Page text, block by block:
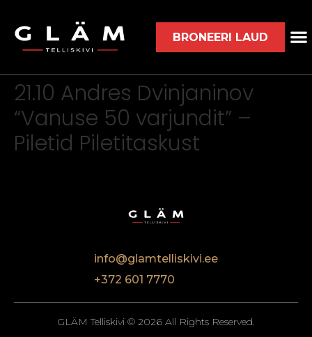
BRONEERI LAUD
21.10 Andres Dvinjaninov
“Vanuse 50 varjundit” –
Piletid Piletitaskust
info@glamtelliskivi.ee
+372 601 7770
GLÄM Telliskivi © 2026 All Rights Reserved.